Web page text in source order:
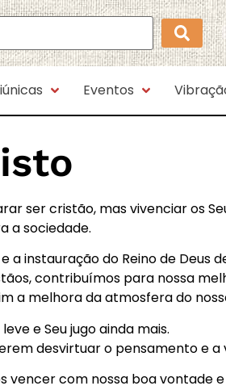
Eventos
ser cristão, mas vivenciar os
a sociedade.
instauração do Reino de Deus
contribuímos para nossa
a melhora da atmosfera do
e Seu jugo ainda mais.
desvirtuar o pensamento e
vencer com nossa boa vontade